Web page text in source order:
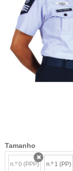
Tamanho
n.º 0 (PPP)
x n.º 1 (PP)